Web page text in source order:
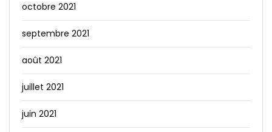
octobre 2021
septembre 2021
août 2021
juillet 2021
juin 2021